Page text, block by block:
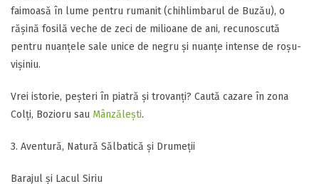
faimoasă în lume pentru rumanit (chihlimbarul de Buzău), o
rășină fosilă veche de zeci de milioane de ani, recunoscută
pentru nuanțele sale unice de negru și nuanțe intense de roșu-
vișiniu.
​Vrei istorie, peșteri în piatră și trovanți? Caută cazare în zona
Colți, Bozioru sau Mânzălești.
3. Aventură, Natură Sălbatică și Drumeții
​Barajul și Lacul Siriu